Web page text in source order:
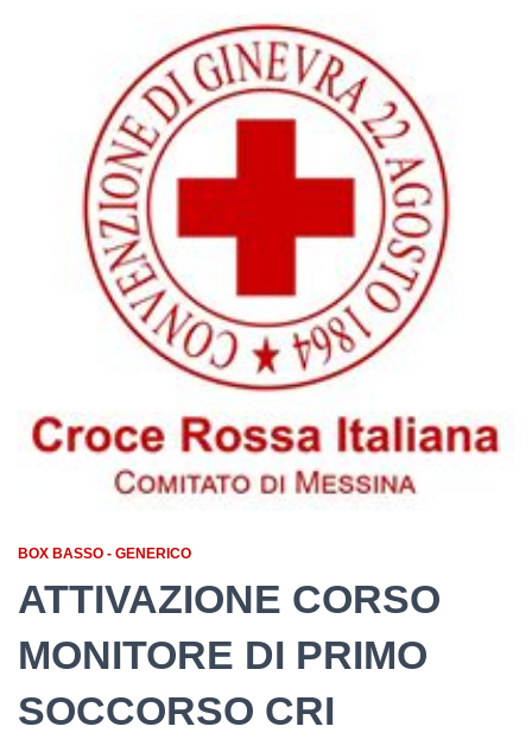
BOX BASSO - GENERICO
ATTIVAZIONE CORSO
MONITORE DI PRIMO
SOCCORSO CRI